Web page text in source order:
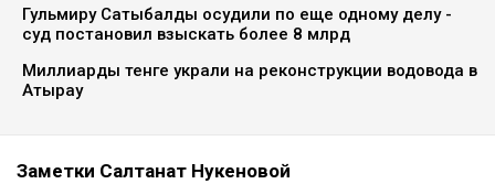
Гульмиру Сатыбалды осудили по еще одному делу -
суд постановил взыскать более 8 млрд
Миллиарды тенге украли на реконструкции водовода в
Атырау
Заметки Салтанат Нукеновой